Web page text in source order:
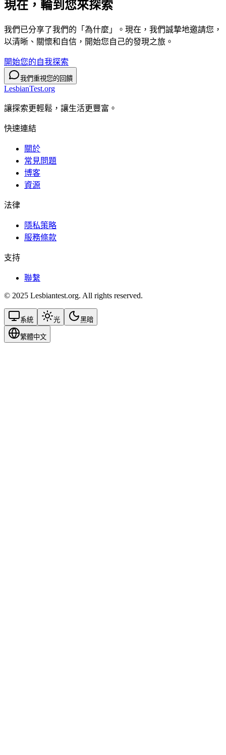
現在，輪到您來探索
我們已分享了我們的「為什麼」。現在，我們誠摯地邀請您，
以清晰、關懷和自信，開始您自己的發現之旅。
開始您的自我探索
我們重視您的回饋
LesbianTest.org
讓探索更輕鬆，讓生活更豐富。
快速連結
關於
常見問題
博客
資源
法律
隱私策略
服務條款
支持
聯繫
© 2025 Lesbiantest.org. All rights reserved.
系統 光 黑暗
繁體中文